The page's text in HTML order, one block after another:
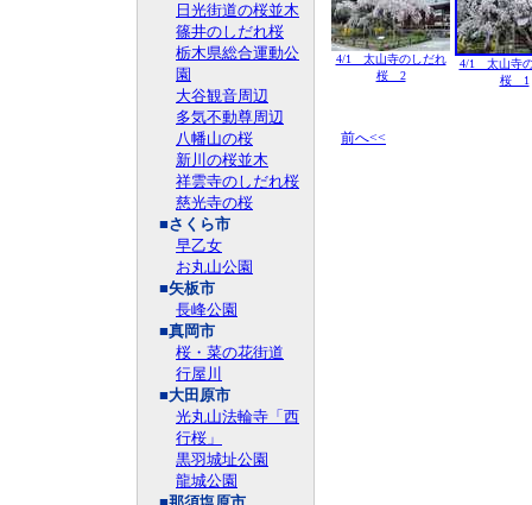
日光街道の桜並木
篠井のしだれ桜
栃木県総合運動公
園
大谷観音周辺
多気不動尊周辺
八幡山の桜
新川の桜並木
祥雲寺のしだれ桜
慈光寺の桜
■さくら市
早乙女
お丸山公園
■矢板市
長峰公園
■真岡市
桜・菜の花街道
行屋川
■大田原市
光丸山法輪寺「西
行桜」
黒羽城址公園
龍城公園
4/1 太山寺のしだれ
桜 2
4/1 太山寺
桜 1
前へ<<